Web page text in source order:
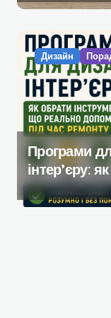
Дизайн
Програми
інтер’єру:
інструмент,
допомагає